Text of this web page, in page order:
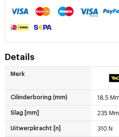
Details
Merk
Cilinderboring (mm) 18,5 Mm
Slag [mm] 235 Mm
Uitwerpkracht [n] 310 N